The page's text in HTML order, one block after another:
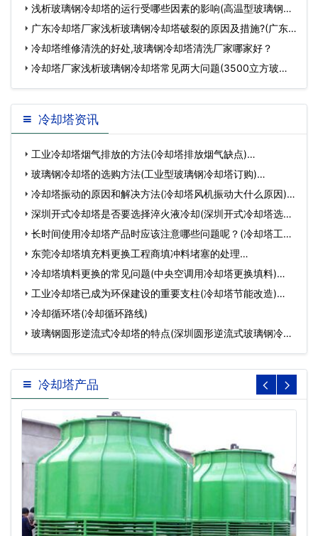
浅析玻璃钢冷却塔的运行受哪些因素的影响(高温型玻璃钢冷
却 广东冷却塔厂家浅析玻璃钢冷却塔破裂的原因及措施?(广东
圆 冷却塔维修清洗的好处,玻璃钢冷却塔清洗厂家哪家好？
冷却塔厂家浅析玻璃钢冷却塔常见两大问题(3500立方玻璃
钢冷
冷却塔资讯
工业冷却塔烟气排放的方法(冷却塔排放烟气缺点)…
玻璃钢冷却塔的选购方法(工业型玻璃钢冷却塔订购)…
冷却塔振动的原因和解决方法(冷却塔风机振动大什么原因)…
深圳开式冷却塔是否要选择淬火液冷却(深圳开式冷却塔选型)
… 长时间使用冷却塔产品时应该注意哪些问题呢？(冷却塔工作
原理…
东莞冷却塔填充料更换工程商填冲料堵塞的处理…
冷却塔填料更换的常见问题(中央空调用冷却塔更换填料)…
工业冷却塔已成为环保建设的重要支柱(冷却塔节能改造)…
冷却循环塔(冷却循环路线)
玻璃钢圆形逆流式冷却塔的特点(深圳圆形逆流式玻璃钢冷却
塔…
冷却塔产品